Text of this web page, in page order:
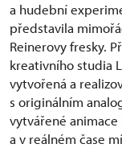
a hudební
představila
Reinerovy fresky.
kreativního studia
vytvořená a
s originálním
vytvářené
a v reálném čase